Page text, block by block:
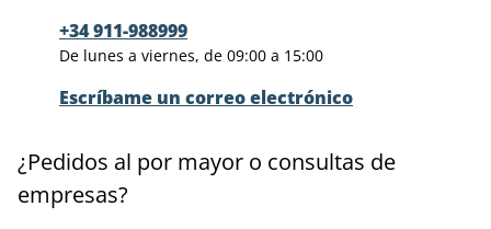
+34 911-988999
De lunes a viernes, de 09:00 a 15:00
Escríbame un correo electrónico
¿Pedidos al por mayor o consultas de
empresas?